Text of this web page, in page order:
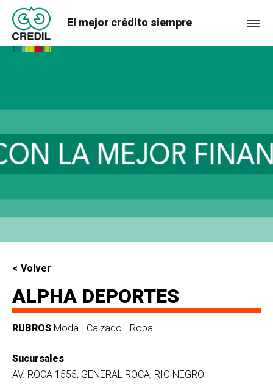
El mejor crédito siempre
Volver
ALPHA DEPORTES
RUBROS Moda - Calzado - Ropa
Sucursales
AV. ROCA 1555, GENERAL ROCA, RIO NEGRO